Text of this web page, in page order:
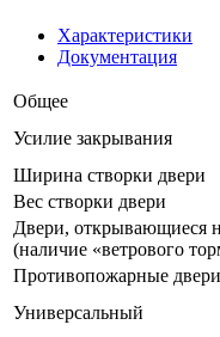
Характеристики
Документация
Общее
Усилие закрывания
Ширина створки двери
Вес створки двери
Двери, открывающиеся
(наличие «ветрового
Противопожарные двери
Универсальный